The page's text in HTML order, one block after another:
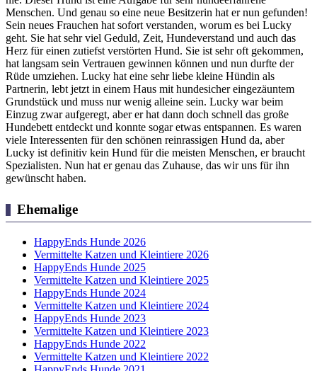
Menschen. Und genau so eine neue Besitzerin hat er nun gefunden!
Sein neues Frauchen hat sofort verstanden, worum es bei Lucky
geht. Sie hat sehr viel Geduld, Zeit, Hundeverstand und auch das
Herz für einen zutiefst verstörten Hund. Sie ist sehr oft gekommen,
hat langsam sein Vertrauen gewinnen können und nun durfte der
Rüde umziehen. Lucky hat eine sehr liebe kleine Hündin als
Partnerin, lebt jetzt in einem Haus mit hundesicher eingezäuntem
Grundstück und muss nur wenig alleine sein. Lucky war beim
Einzug zwar aufgeregt, aber er hat dann doch schnell das große
Hundebett entdeckt und konnte sogar etwas entspannen. Es waren
viele Interessenten für den schönen reinrassigen Hund da, aber
Lucky ist definitiv kein Hund für die meisten Menschen, er braucht
Spezialisten. Nun hat er genau das Zuhause, das wir uns für ihn
gewünscht haben.
Ehemalige
HappyEnds Hunde 2026
Vermittelte Katzen und Kleintiere 2026
HappyEnds Hunde 2025
Vermittelte Katzen und Kleintiere 2025
HappyEnds Hunde 2024
Vermittelte Katzen und Kleintiere 2024
HappyEnds Hunde 2023
Vermittelte Katzen und Kleintiere 2023
HappyEnds Hunde 2022
Vermittelte Katzen und Kleintiere 2022